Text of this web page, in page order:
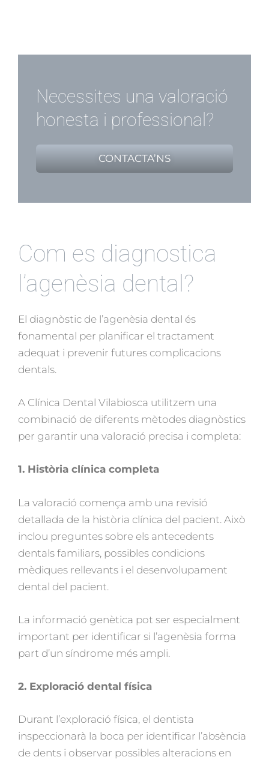
Necessites una valoració
honesta i professional?
CONTACTA’NS
Com es diagnostica
l’agenèsia dental?
El diagnòstic de l’agenèsia dental és
fonamental per planificar el tractament
adequat i prevenir futures complicacions
dentals.
A Clínica Dental Vilabiosca utilitzem una
combinació de diferents mètodes diagnòstics
per garantir una valoració precisa i completa:
1. Història clínica completa
La valoració comença amb una revisió
detallada de la història clínica del pacient. Això
inclou preguntes sobre els antecedents
dentals familiars, possibles condicions
mèdiques rellevants i el desenvolupament
dental del pacient.
La informació genètica pot ser especialment
important per identificar si l’agenèsia forma
part d’un síndrome més ampli.
2. Exploració dental física
Durant l’exploració física, el dentista
inspeccionarà la boca per identificar l’absència
de dents i observar possibles alteracions en